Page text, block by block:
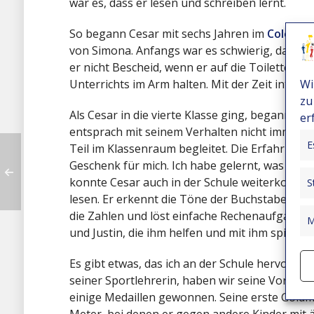
So begann Cesar mit sechs Jahren im Colegio
von Simona. Anfangs war es schwierig, da er
er nicht Bescheid, wenn er auf die Toilette
Unterrichts im Arm halten. Mit der Zeit
Als Cesar in die vierte Klasse ging, begann
entsprach mit seinem Verhalten nicht immer
Teil im Klassenraum begleitet. Die
Geschenk für mich. Ich habe gelernt, was es
konnte Cesar auch in der Schule
lesen. Er erkennt die Töne der Buchstaben,
die Zahlen und löst einfache
und Justin, die ihm helfen und mit ihm spielen.
Es gibt etwas, das ich an der Schule
seiner Sportlehrerin, haben wir seine
einige Medaillen gewonnen. Seine erste